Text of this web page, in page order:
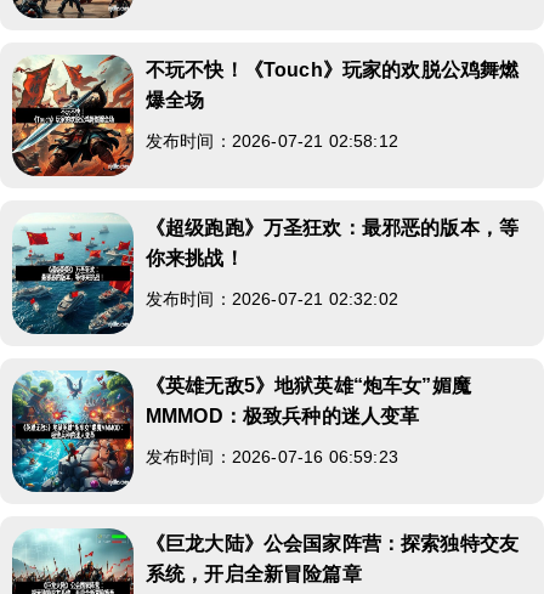
不玩不快！《Touch》玩家的欢脱公鸡舞燃
爆全场
发布时间：2026-07-21 02:58:12
《超级跑跑》万圣狂欢：最邪恶的版本，等
你来挑战！
发布时间：2026-07-21 02:32:02
《英雄无敌5》地狱英雄“炮车女”媚魔
MMMOD：极致兵种的迷人变革
发布时间：2026-07-16 06:59:23
《巨龙大陆》公会国家阵营：探索独特交友
系统，开启全新冒险篇章